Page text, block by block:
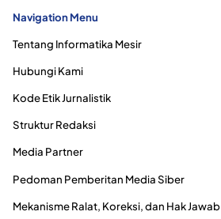
Navigation Menu
Tentang Informatika Mesir
Hubungi Kami
Kode Etik Jurnalistik
Struktur Redaksi
Media Partner
Pedoman Pemberitan Media Siber
Mekanisme Ralat, Koreksi, dan Hak Jawab